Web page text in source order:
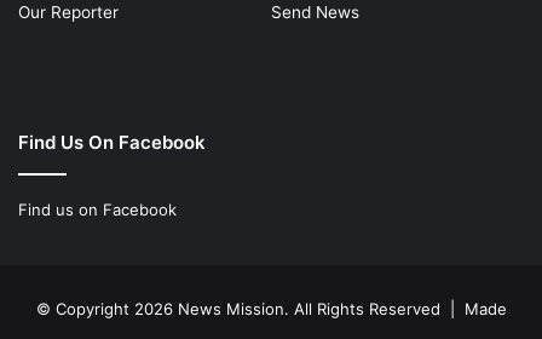
Our Reporter
Send News
Find Us On Facebook
Find us on Facebook
© Copyright 2026 News Mission. All Rights Reserved | Made